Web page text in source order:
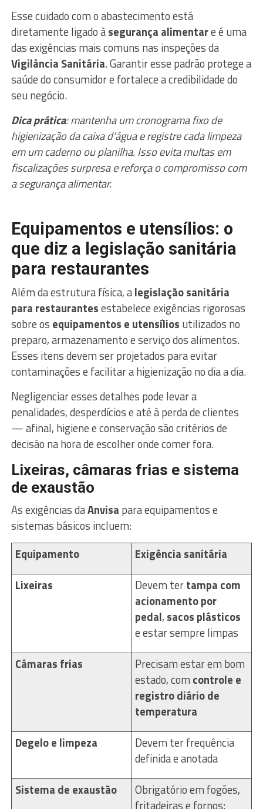
Esse cuidado com o abastecimento está
diretamente ligado àsegurança alimentare é uma
das exigências mais comuns nas inspeções da
Vigilância Sanitária. Garantir esse padrão protege a
saúde do consumidor e fortalece a credibilidade do
seu negócio.
Dica prática: mantenha um cronograma fixo de
higienização da caixa d’água e registre cada limpeza
em um caderno ou planilha. Isso evita multas em
fiscalizações surpresa e reforça o compromisso com
a segurança alimentar.
Equipamentos e utensílios: o
que diz a legislação sanitária
para restaurantes
Além da estrutura física, alegislação sanitária
para restaurantesestabelece exigências rigorosas
sobre os equipamentos e utensílios utilizados no
preparo, armazenamento e serviço dos alimentos.
Esses itens devem ser projetados para evitar
contaminações e facilitar a higienização no dia a dia.
Negligenciar esses detalhes pode levar a
penalidades, desperdícios e até à perda de clientes
— afinal, higiene e conservação são critérios de
decisão na hora de escolher onde comer fora.
Lixeiras, câmaras frias e sistema
de exaustão
As exigências daAnvisa para equipamentos e
sistemas básicos incluem:
Equipamento
Exigência sanitária
Lixeiras
Devem tertampa com
acionamento por
pedal, sacos plásticos
e estar sempre limpas
Câmaras frias
Precisam estar em bom
estado, com controle e
registro diário de
temperatura
Degelo e limpeza
Devem ter frequência
definida e anotada
Sistema de exaustão
Obrigatório em fogões,
fritadeiras e fornos;